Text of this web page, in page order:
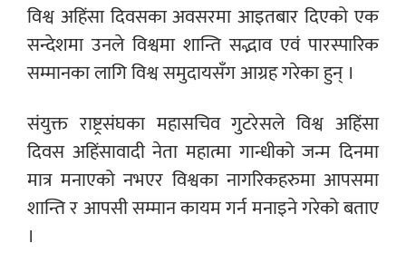
विश्व अहिंसा दिवसका अवसरमा आइतबार दिएको एक
सन्देशमा उनले विश्वमा शान्ति सद्भाव एवं पारस्पारिक
सम्मानका लागि विश्व समुदायसँग आग्रह गरेका हुन् ।
संयुक्त राष्ट्रसंघका महासचिव गुटरेसले विश्व अहिंसा
दिवस अहिंसावादी नेता महात्मा गान्धीको जन्म दिनमा
मात्र मनाएको नभएर विश्वका नागरिकहरुमा आपसमा
शान्ति र आपसी सम्मान कायम गर्न मनाइने गरेको बताए
।